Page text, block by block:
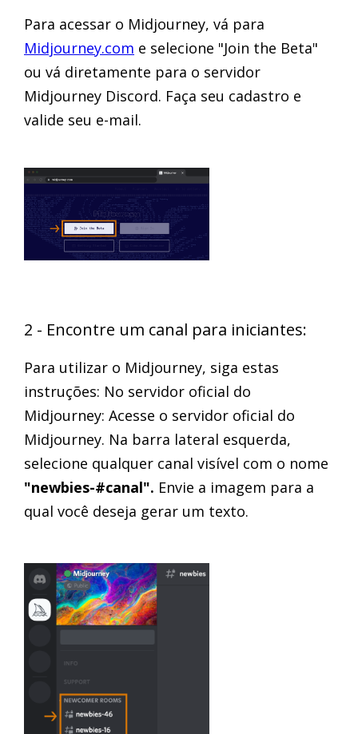
Para acessar o Midjourney, vá para
Midjourney.com e selecione "Join the Beta"
ou vá diretamente para o servidor
Midjourney Discord. Faça seu cadastro e
valide seu e-mail.
2 - Encontre um canal para iniciantes:
Para utilizar o Midjourney, siga estas
instruções: No servidor oficial do
Midjourney: Acesse o servidor oficial do
Midjourney. Na barra lateral esquerda,
selecione qualquer canal visível com o nome
"newbies-#canal". Envie a imagem para a
qual você deseja gerar um texto.